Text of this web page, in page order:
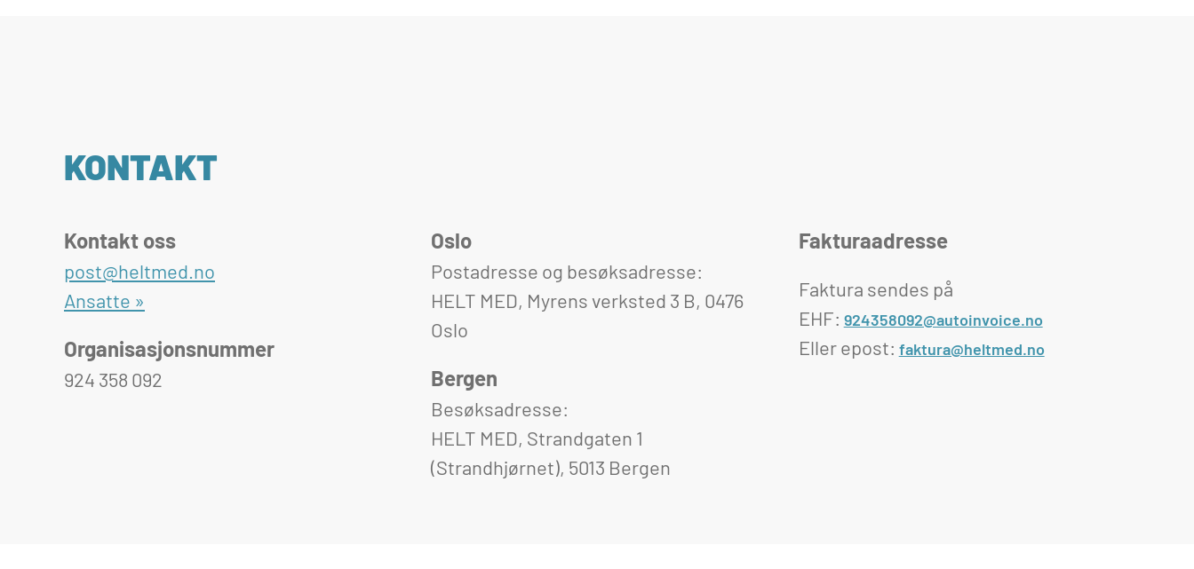
KONTAKT
Kontakt oss
post@heltmed.no
Ansatte »
Organisasjonsnummer
924 358 092
Oslo
Postadresse og besøksadresse:
HELT MED, Myrens verksted 3 B, 0476
Oslo
Bergen
Besøksadresse:
HELT MED, Strandgaten 1
(Strandhjørnet), 5013 Bergen
Fakturaadresse
Faktura sendes på
EHF: 924358092@autoinvoice.no
Eller epost: faktura@heltmed.no